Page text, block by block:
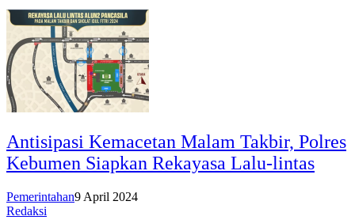
Antisipasi Kemacetan Malam Takbir, Polres
Kebumen Siapkan Rekayasa Lalu-lintas
Pemerintahan9 April 2024
Redaksi